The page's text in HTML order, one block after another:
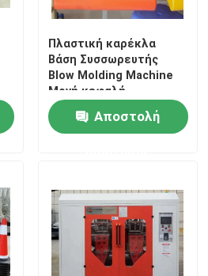
Πλαστική καρέκλα
Βάση Συσσωρευτής
Blow Molding Machine
Μονή κεφαλή
Αποστολή